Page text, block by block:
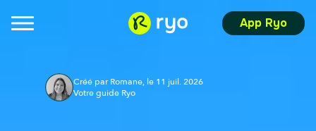
App Ryo
Créé par Romane, le 11 juil. 2026
Votre guide Ryo